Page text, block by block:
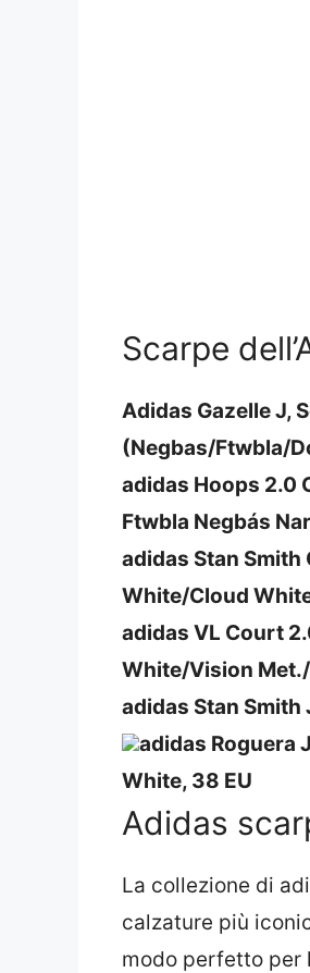
Scarpe
Adidas Gazelle J,
(Negbas/Ftwbla/
adidas Hoops 2.0
Ftwbla Negbás
adidas Stan Smith
White/Cloud
adidas VL Court
White/Vision
adidas Stan
adidas Roguera
White, 38 EU
Adidas
La collezione di
calzature più
modo perfetto per